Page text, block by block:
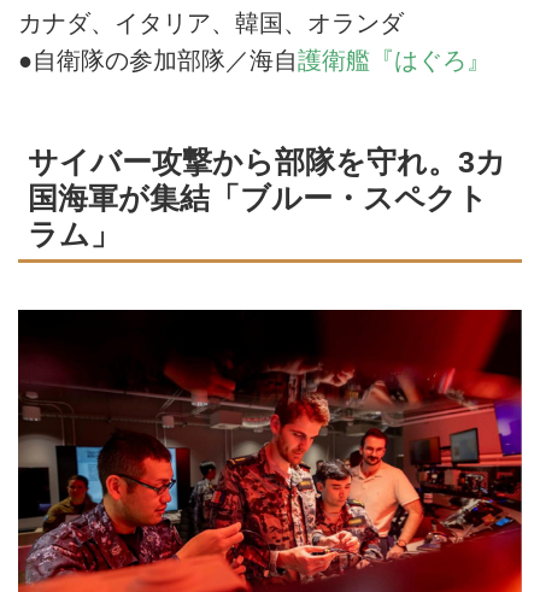
カナダ、イタリア、韓国、オランダ
●自衛隊の参加部隊／海自護衛艦『はぐろ』
サイバー攻撃から部隊を守れ。3カ
国海軍が集結「ブルー・スペクト
ラム」